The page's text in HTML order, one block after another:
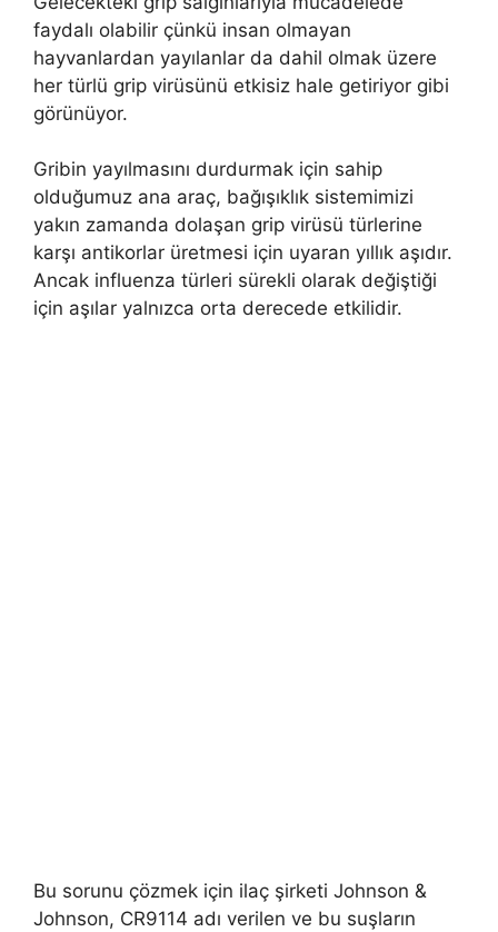
faydalı olabilir çünkü insan olmayan
hayvanlardan yayılanlar da dahil olmak üzere
her türlü grip virüsünü etkisiz hale getiriyor gibi
görünüyor.
Gribin yayılmasını durdurmak için sahip
olduğumuz ana araç, bağışıklık sistemimizi
yakın zamanda dolaşan grip virüsü türlerine
karşı antikorlar üretmesi için uyaran yıllık aşıdır.
Ancak influenza türleri sürekli olarak değiştiği
için aşılar yalnızca orta derecede etkilidir.
Bu sorunu çözmek için ilaç şirketi Johnson &
Johnson, CR9114 adı verilen ve bu suşların